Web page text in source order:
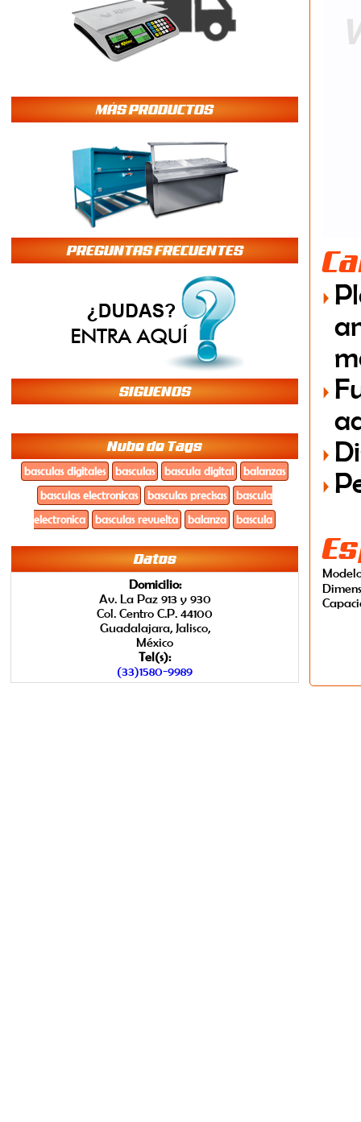
MÁS PRODUCTOS
PREGUNTAS FRECUENTES
SIGUENOS
Nube de Tags
basculas digitales basculas bascula digital
balanzas
basculas electronicas
basculas precisas
bascula
electronica
basculas revuelta balanza bascula
Datos
Domicilio:
Av. La Paz 913 y 930
Col. Centro C.P. 44100
Guadalajara, Jalisco,
México
Tel(s):
(33)1580-9989